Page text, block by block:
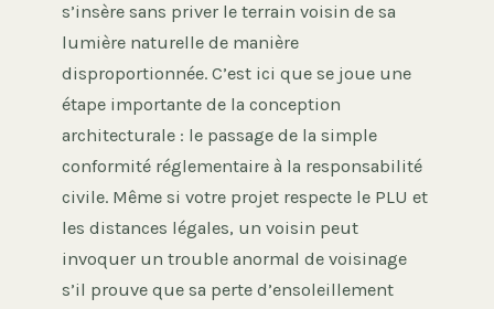
s’insère sans priver le terrain voisin de sa
lumière naturelle de manière
disproportionnée. C’est ici que se joue une
étape importante de la conception
architecturale : le passage de la simple
conformité réglementaire à la responsabilité
civile. Même si votre projet respecte le PLU et
les distances légales, un voisin peut
invoquer un trouble anormal de voisinage
s’il prouve que sa perte d’ensoleillement